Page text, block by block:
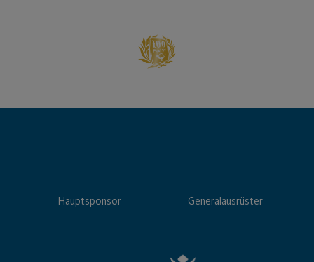
Hauptsponsor Generalausrüster